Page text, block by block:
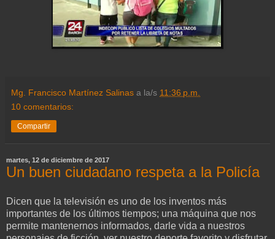
Mg. Francisco Martínez Salinas a la/s 11:36 p.m.
10 comentarios:
Compartir
martes, 12 de diciembre de 2017
Un buen ciudadano respeta a la Policía
Dicen que la televisión es uno de los inventos más
importantes de los últimos tiempos; una máquina que nos
permite mantenernos informados, darle vida a nuestros